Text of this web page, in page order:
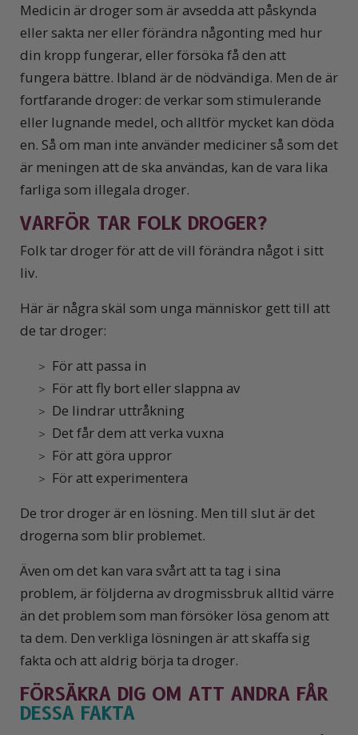
Medicin är droger som är avsedda att påskynda
eller sakta ner eller förändra någonting med hur
din kropp fungerar, eller försöka få den att
fungera bättre. Ibland är de nödvändiga. Men de är
fortfarande droger: de verkar som stimulerande
eller lugnande medel, och alltför mycket kan döda
en. Så om man inte använder mediciner så som det
är meningen att de ska användas, kan de vara lika
farliga som illegala droger.
VARFÖR TAR FOLK DROGER?
Folk tar droger för att de vill förändra något i sitt
liv.
Här är några skäl som unga människor gett till att
de tar droger:
För att passa in
För att fly bort eller slappna av
De lindrar uttråkning
Det får dem att verka vuxna
För att göra uppror
För att experimentera
De tror droger är en lösning. Men till slut är det
drogerna som blir problemet.
Även om det kan vara svårt att ta tag i sina
problem, är följderna av drogmissbruk alltid värre
än det problem som man försöker lösa genom att
ta dem. Den verkliga lösningen är att skaffa sig
fakta och att aldrig börja ta droger.
FÖRSÄKRA DIG OM ATT ANDRA FÅR
DESSA FAKTA